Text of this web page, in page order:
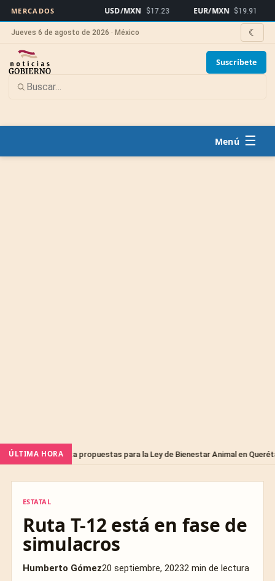
MERCADOS USD/MXN $17.23 EUR/MXN $19.91
Jueves 6 de agosto de 2026 · México ☾
Suscríbete
☰
ÚLTIMA HORA
propuestas para la Ley de Bienestar Animal en Querétaro
ESTATAL
Ruta T-12 está en fase de
simulacros
Humberto Gómez20 septiembre, 20232 min de lectura